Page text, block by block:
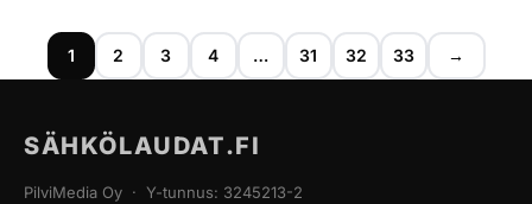
1 2 3 4 … 31 32 33 →
SÄHKÖLAUDAT.FI
PilviMedia Oy · Y-tunnus: 3245213-2